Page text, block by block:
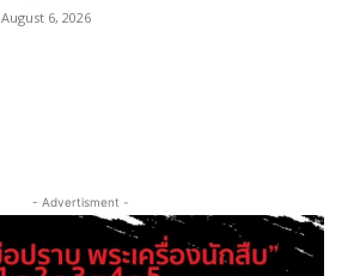
August 6, 2026
- Advertisment -